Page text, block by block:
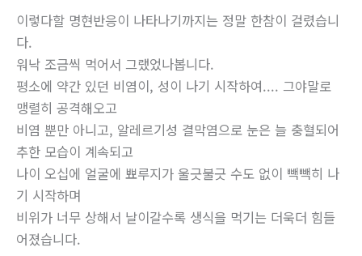
이렇다할 명현반응이 나타나기까지는 정말 한참이 걸렸습니
다.
워낙 조금씩 먹어서 그랬었나봅니다.
평소에 약간 있던 비염이, 성이 나기 시작하여.... 그야말로
맹렬히 공격해오고
비염 뿐만 아니고, 알레르기성 결막염으로 눈은 늘 충혈되어
추한 모습이 계속되고
나이 오십에 얼굴에 뾰루지가 울긋불긋 수도 없이 빽빽히 나
기 시작하며
비위가 너무 상해서 날이갈수록 생식을 먹기는 더욱더 힘들
어졌습니다.